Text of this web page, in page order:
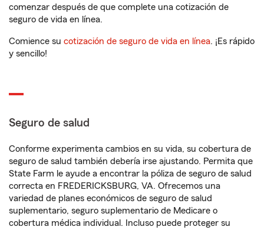
comenzar después de que complete una cotización de
seguro de vida en línea.
Comience su cotización de seguro de vida en línea. ¡Es rápido
y sencillo!
Seguro de salud
Conforme experimenta cambios en su vida, su cobertura de
seguro de salud también debería irse ajustando. Permita que
State Farm le ayude a encontrar la póliza de seguro de salud
correcta en FREDERICKSBURG, VA. Ofrecemos una
variedad de planes económicos de seguro de salud
suplementario, seguro suplementario de Medicare o
cobertura médica individual. Incluso puede proteger su